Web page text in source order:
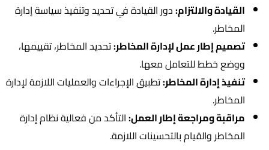
القيادة والالتزام:دور القيادة في تحديد وتنفيذ سياسة إدارة
المخاطر.
تصميم إطار عمل لإدارة المخاطر:تحديد المخاطر، تقييمها،
ووضع خطط للتعامل معها.
تنفيذ إدارة المخاطر:تطبيق الإجراءات والعمليات اللازمة لإدارة
المخاطر.
مراقبة ومراجعة إطار العمل:التأكد من فعالية نظام إدارة
المخاطر والقيام بالتحسينات اللازمة.